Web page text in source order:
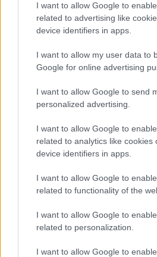
I want to allow Google to
related to advertising like
device identifiers in apps.
I want to allow my user data to
Google for online advertising
I want to allow Google to send
personalized advertising.
I want to allow Google to
related to analytics like cookies
device identifiers in apps.
I want to allow Google to
related to functionality of the
I want to allow Google to
related to personalization.
I want to allow Google to
Paris Saint-
Manchester United
Felkészülési szezon 4. mérkőzés
Nya Ullevi, Göteborg
2026-08-08 17:00
1 nap 4 óra 51 perc 17 másodperc
Leeds Unitedvs Manchester United
Manchester United